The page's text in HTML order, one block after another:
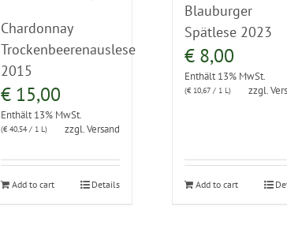
Chardonnay
Trockenbeerenauslese
2015
€15,00
Enthält 13% MwSt.
(€40,54/ 1 L) zzgl.Versand
Add to cart Details
Blauburger
Spätlese 2023
€8,00
Enthält 13% MwSt.
(€10,67/ 1 L) zzgl.
Add to cart